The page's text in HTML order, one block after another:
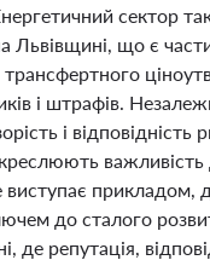
сектор
що є
і штрафів.
і
важливість
виступає
до сталого
де репутація,